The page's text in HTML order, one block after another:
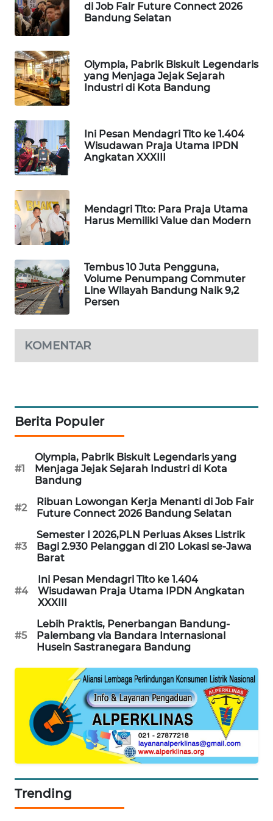
di Job Fair Future Connect 2026
Bandung Selatan
Olympia, Pabrik Biskuit Legendaris
yang Menjaga Jejak Sejarah
Industri di Kota Bandung
Ini Pesan Mendagri Tito ke 1.404
Wisudawan Praja Utama IPDN
Angkatan XXXIII
Mendagri Tito: Para Praja Utama
Harus Memiliki Value dan Modern
Tembus 10 Juta Pengguna,
Volume Penumpang Commuter
Line Wilayah Bandung Naik 9,2
Persen
KOMENTAR
Berita Populer
#1
Olympia, Pabrik Biskuit Legendaris yang
Menjaga Jejak Sejarah Industri di Kota
Bandung
#2
Ribuan Lowongan Kerja Menanti di Job Fair
Future Connect 2026 Bandung Selatan
#3
Semester I 2026,PLN Perluas Akses Listrik
Bagi 2.930 Pelanggan di 210 Lokasi se-Jawa
Barat
#4
Ini Pesan Mendagri Tito ke 1.404
Wisudawan Praja Utama IPDN Angkatan
XXXIII
#5
Lebih Praktis, Penerbangan Bandung-
Palembang via Bandara Internasional
Husein Sastranegara Bandung
Trending
MKLI
LKKI
PORTAL
KONSUMEN
FORWAMKI
ALPERKLINAS
TAMBANG
NEWS
SITUNGIR
NEWS
SIBARAGAS
NEWS
METRO
SIANTAR
MEDAN
NEWS
METRO
JAKARTA
NEWS
KRT
NEWS
NEWS
JURNAL
MARITIM
NEWS